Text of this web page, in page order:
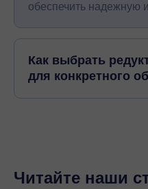
обеспечить надежную
Как выбрать
для конкретного
Читайте наши